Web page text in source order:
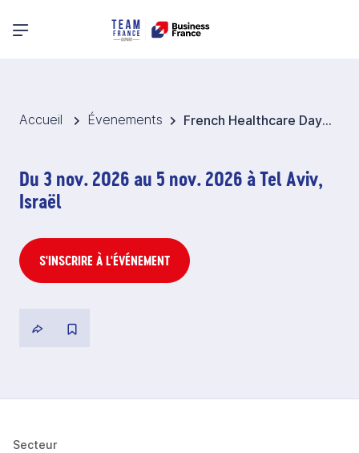
Menu principal
Accueil Évenements French Healthcare Days 2026 - Israël
Du 3 nov. 2026 au 5 nov. 2026 à Tel Aviv,
Israël
S'INSCRIRE À L'ÉVÉNEMENT
Secteur